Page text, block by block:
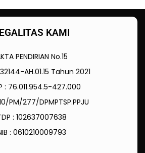
KAMI
PENDIRIAN No.15
AH.01.15 Tahun 2021
: 76.011.954.5-427.000
PM/277/DPMPTSP.PPJU
: 102637007638
: 0610210009793